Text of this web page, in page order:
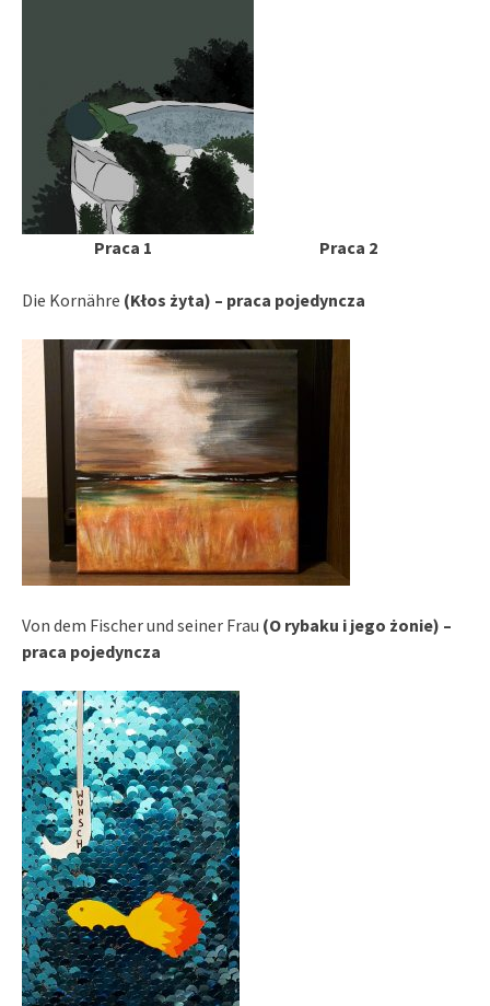
Praca 1 Praca 2
Die Kornähre (Kłos żyta) – praca pojedyncza
Von dem Fischer und seiner Frau (O rybaku i jego żonie) –
praca pojedyncza